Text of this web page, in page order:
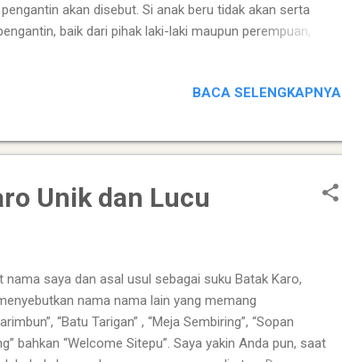
akan disebut. Si anak beru tidak akan serta
baik dari pihak laki-laki maupun perempuan,
si mupus permen kami emekap ; (katakanlah) Jaman
raya, saya sebutkan nama kalimbubu saya. Mengapa
BACA SELENGKAPNYA
Unik dan Lucu
saya dan asal usul sebagai suku Batak Karo,
nama nama lain yang memang
“Batu Tarigan” , “Meja Sembiring”, “Sopan
bahkan “Welcome Sitepu”. Saya yakin Anda pun, saat